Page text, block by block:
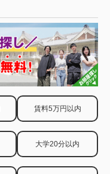
賃料5万円以内
大学20分以内